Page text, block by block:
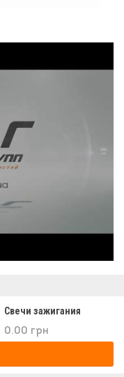
Свечи зажигания
0.00 грн